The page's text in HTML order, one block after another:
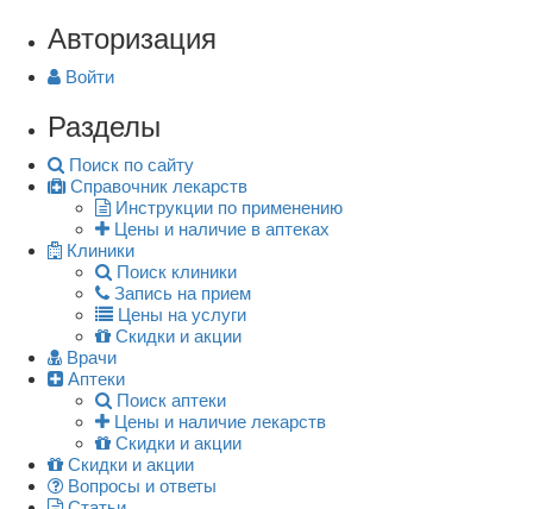
Авторизация
Войти
Разделы
Поиск по сайту
Справочник лекарств
Инструкции по применению
Цены и наличие в аптеках
Клиники
Поиск клиники
Запись на прием
Цены на услуги
Скидки и акции
Врачи
Аптеки
Поиск аптеки
Цены и наличие лекарств
Скидки и акции
Скидки и акции
Вопросы и ответы